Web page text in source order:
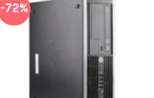
-72%